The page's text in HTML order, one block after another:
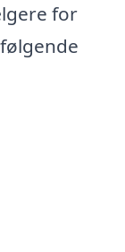
for